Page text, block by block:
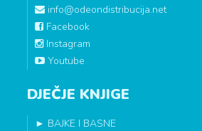
info@odeondistribucija.net
Facebook
Instagram
Youtube
DJEČJE KNJIGE
► BAJKE I BASNE